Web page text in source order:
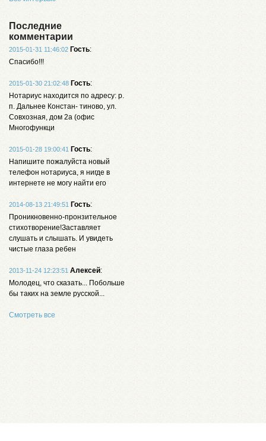
Последние
комментарии
2015-01-31 11:46:02 Гость:
Спасибо!!!
2015-01-30 21:02:48 Гость:
Нотариус находится по адресу: р.
п. Дальнее Констан- тиново, ул.
Совхозная, дом 2а (офис
Многофункци
2015-01-28 19:00:41 Гость:
Напишите пожалуйста новый
телефон нотариуса, я нигде в
интернете не могу найти его
2014-08-13 21:49:51 Гость:
Проникновенно-пронзительное
стихотворение!Заставляет
слушать и слышать. И увидеть
чистые глаза ребен
2013-11-24 12:23:51 Алексей:
Молодец, что сказать... Побольше
бы таких на земле русской...
Смотреть все